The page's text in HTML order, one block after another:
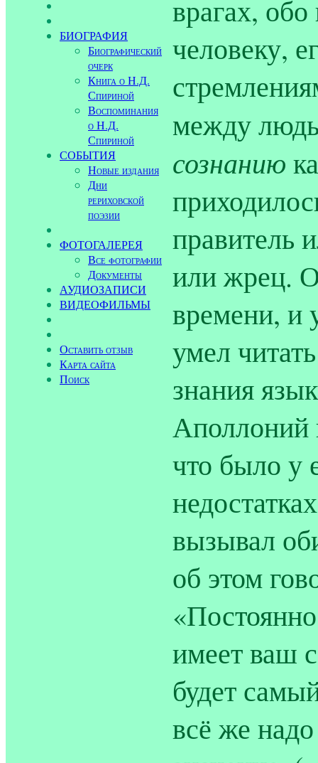
БИОГРАФИЯ
Биографический
очерк
Книга о Н.Д.
Спириной
Воспоминания
о Н.Д.
Спириной
СОБЫТИЯ
Новые издания
Дни
рериховской
поэзии
ФОТОГАЛЕРЕЯ
Все фотографии
Документы
АУДИОЗАПИСИ
ВИДЕОФИЛЬМЫ
Оставить отзыв
Карта сайта
Поиск
врагах,
человеку,
между
сознанию
правитель
или жрец.
времени, и
умел
знания
Аполлоний
что было у
вызывал
об этом
имеет ваш
будет
всё же